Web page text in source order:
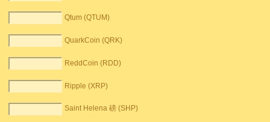
Qtum (QTUM)
QuarkCoin (QRK)
ReddCoin (RDD)
Ripple (XRP)
Saint Helena 磅 (SHP)